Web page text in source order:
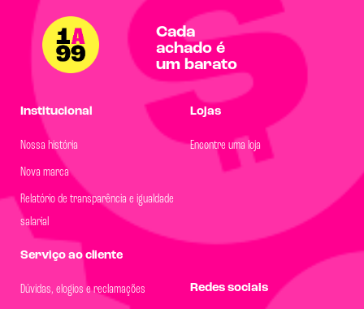
Cada
achado é
um barato
Institucional
Nossa história
Nova marca
Relatório de transparência e igualdade
salarial
Lojas
Encontre uma loja
Serviço ao cliente
Dúvidas, elogios e reclamações Redes sociais